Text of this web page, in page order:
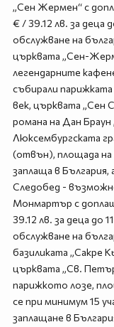
„Сен Жермен“ с
€ / 39.12 лв. за деца
обслужване на
църквата „Сен-
легендарните
събирали
век, църквата „Сен
романа на Дан
Люксембургската
(отвън), площада на
заплаща в
Следобед -
Монмартър с
39.12 лв. за деца до
обслужване на
базиликата „Сакре
църквата „Св.
парижкото лозе,
се при минимум 15
заплащане в